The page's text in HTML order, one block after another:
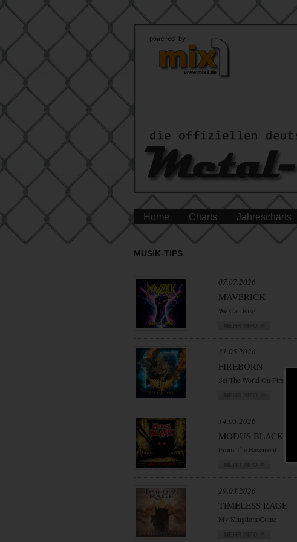
Home Charts Jahrescharts
MUSIK-TIPS
07.07.2026
MAVERICK
We Can Rise
31.05.2026
FIREBORN
Set The World On Fire
14.05.2026
MODUS BLACK
From The Basement
29.03.2026
TIMELESS RAGE
My Kingdom Come